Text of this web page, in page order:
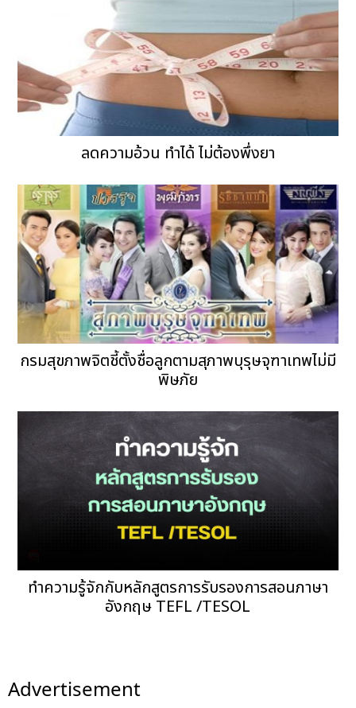
ลดความอ้วน ทำได้ ไม่ต้องพึ่งยา
กรมสุขภาพจิตชี้ตั้งชื่อลูกตามสุภาพบุรุษจุฑาเทพไม่มี
พิษภัย
ทำความรู้จักกับหลักสูตรการรับรองการสอนภาษา
อังกฤษ TEFL /TESOL
Advertisement